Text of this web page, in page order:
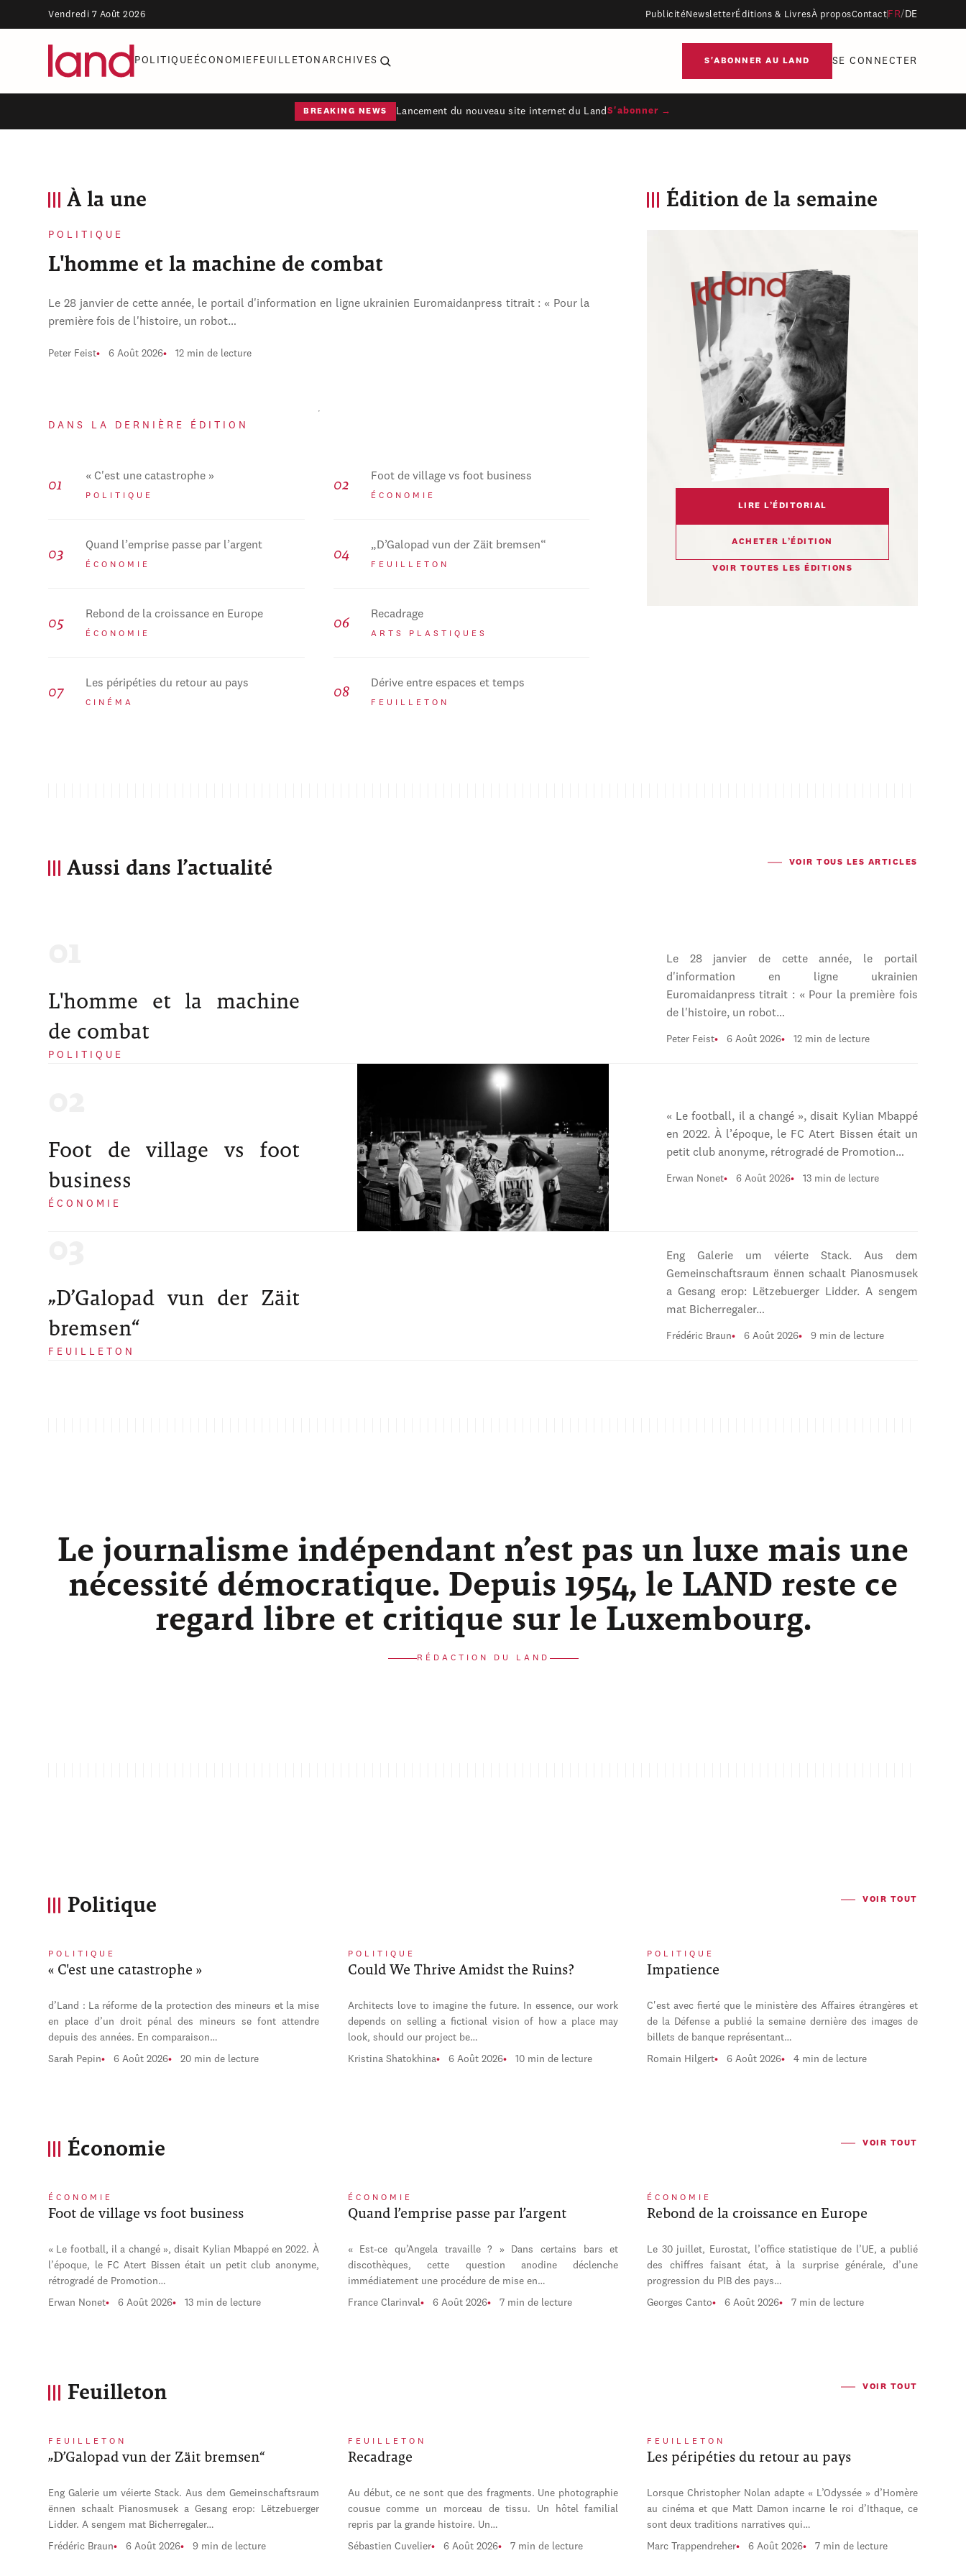
Vendredi 7 Août 2026 Publicité NewsletterÉditions & LivresÀ proposContact FR/ DE
POLITIQUE ÉCONOMIE FEUILLETON ARCHIVES S'ABONNER AU LAND SE CONNECTER
BREAKING NEWS Lancement du nouveau site internet du Land S'abonner →
À la une
POLITIQUE
L'homme et la machine de combat
Le 28 janvier de cette année, le portail d'information en ligne ukrainien Euromaidanpress titrait : « Pour la
première fois de l'histoire, un robot…
Peter Feist 6 Août 2026 12 min de lecture
DANS LA DERNIÈRE ÉDITION
« C'est une catastrophe »
POLITIQUE
Foot de village vs foot business
ÉCONOMIE
Quand l’emprise passe par l’argent
ÉCONOMIE
„D’Galopad vun der Zäit bremsen“
FEUILLETON
Rebond de la croissance en Europe
ÉCONOMIE
Recadrage
ARTS PLASTIQUES
Les péripéties du retour au pays
CINÉMA
Dérive entre espaces et temps
FEUILLETON
Édition de la semaine
LIRE L’ÉDITORIAL
ACHETER L’ÉDITION
VOIR TOUTES LES ÉDITIONS
Aussi dans l’actualité VOIR TOUS LES ARTICLES
L'homme et la machine
de combat
POLITIQUE
Le 28 janvier de cette année, le portail
d'information en ligne ukrainien
Euromaidanpress titrait : « Pour la première fois
de l'histoire, un robot…
Peter Feist 6 Août 2026 12 min de lecture
Foot de village vs foot
business
ÉCONOMIE
« Le football, il a changé », disait Kylian Mbappé
en 2022. À l’époque, le FC Atert Bissen était un
petit club anonyme, rétrogradé de Promotion…
Erwan Nonet 6 Août 2026 13 min de lecture
„D’Galopad vun der Zäit
bremsen“
FEUILLETON
Eng Galerie um véierte Stack. Aus dem
Gemeinschaftsraum ënnen schaalt Pianosmusek
a Gesang erop: Lëtzebuerger Lidder. A sengem
mat Bicherregaler…
Frédéric Braun 6 Août 2026 9 min de lecture
Le journalisme indépendant n’est pas un luxe mais une
nécessité démocratique. Depuis 1954, le LAND reste ce
regard libre et critique sur le Luxembourg.
RÉDACTION DU LAND
Politique VOIR TOUT
POLITIQUE
« C'est une catastrophe »
d’Land : La réforme de la protection des mineurs et la mise
en place d’un droit pénal des mineurs se font attendre
depuis des années. En comparaison…
Sarah Pepin 6 Août 2026 20 min de lecture
POLITIQUE
Could We Thrive Amidst the Ruins?
Architects love to imagine the future. In essence, our work
depends on selling a fictional vision of how a place may
look, should our project be…
Kristina Shatokhina 6 Août 2026 10 min de lecture
POLITIQUE
Impatience
C'est avec fierté que le ministère des Affaires étrangères et
de la Défense a publié la semaine dernière des images de
billets de banque représentant…
Romain Hilgert 6 Août 2026 4 min de lecture
Économie VOIR TOUT
ÉCONOMIE
Foot de village vs foot business
« Le football, il a changé », disait Kylian Mbappé en 2022. À
l’époque, le FC Atert Bissen était un petit club anonyme,
rétrogradé de Promotion…
Erwan Nonet 6 Août 2026 13 min de lecture
ÉCONOMIE
Quand l’emprise passe par l’argent
« Est-ce qu’Angela travaille ? » Dans certains bars et
discothèques, cette question anodine déclenche
immédiatement une procédure de mise en…
France Clarinval 6 Août 2026 7 min de lecture
ÉCONOMIE
Rebond de la croissance en Europe
Le 30 juillet, Eurostat, l’office statistique de l’UE, a publié
des chiffres faisant état, à la surprise générale, d’une
progression du PIB des pays…
Georges Canto 6 Août 2026 7 min de lecture
Feuilleton VOIR TOUT
FEUILLETON
„D’Galopad vun der Zäit bremsen“
Eng Galerie um véierte Stack. Aus dem Gemeinschaftsraum
ënnen schaalt Pianosmusek a Gesang erop: Lëtzebuerger
Lidder. A sengem mat Bicherregaler…
Frédéric Braun 6 Août 2026 9 min de lecture
FEUILLETON
Recadrage
Au début, ce ne sont que des fragments. Une photographie
cousue comme un morceau de tissu. Un hôtel familial
repris par la grande histoire. Un…
Sébastien Cuvelier 6 Août 2026 7 min de lecture
FEUILLETON
Les péripéties du retour au pays
Lorsque Christopher Nolan adapte « L’Odyssée » d’Homère
au cinéma et que Matt Damon incarne le roi d’Ithaque, ce
sont deux traditions narratives qui…
Marc Trappendreher 6 Août 2026 7 min de lecture